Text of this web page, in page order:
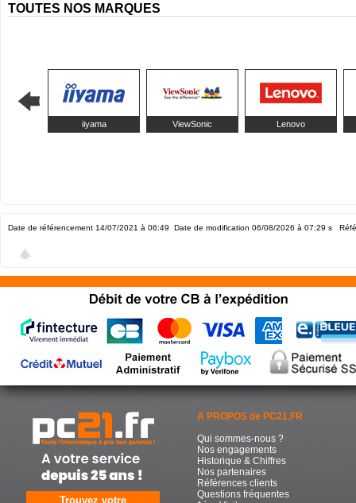
TOUTES NOS MARQUES
iiyama ViewSonic Lenovo
Date de référencement 14/07/2021 à 06:49 Date de modification 06/08/2026 à 07:29 s
Trouvez votre
A PROPOS de PC21.FR
Qui sommes-nous ?
Nos engagements
Historique & Chiffres
Nos partenaires
Références clients
Questions fréquentes